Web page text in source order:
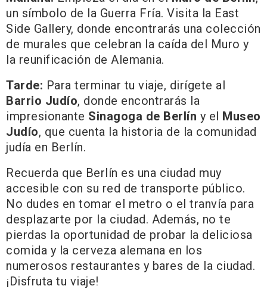
un símbolo de la Guerra Fría. Visita la East
Side Gallery, donde encontrarás una colección
de murales que celebran la caída del Muro y
la reunificación de Alemania.
Tarde: Para terminar tu viaje, dirígete al
Barrio Judío, donde encontrarás la
impresionante Sinagoga de Berlín y el Museo
Judío, que cuenta la historia de la comunidad
judía en Berlín.
Recuerda que Berlín es una ciudad muy
accesible con su red de transporte público.
No dudes en tomar el metro o el tranvía para
desplazarte por la ciudad. Además, no te
pierdas la oportunidad de probar la deliciosa
comida y la cerveza alemana en los
numerosos restaurantes y bares de la ciudad.
¡Disfruta tu viaje!